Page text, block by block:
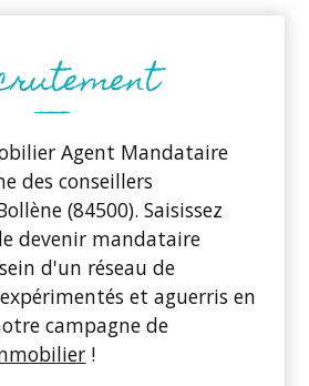
Agent Mandataire
des conseillers
(84500). Saisissez
devenir mandataire
d'un réseau de
et aguerris en
campagne de
!